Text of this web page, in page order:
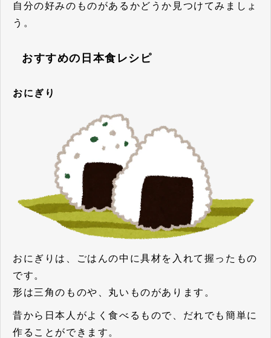
自分の好みのものがあるかどうか見つけてみましょ
う。
おすすめの日本食レシピ
おにぎり
おにぎりは、ごはんの中に具材を入れて握ったもの
です。
形は三角のものや、丸いものがあります。
昔から日本人がよく食べるもので、だれでも簡単に
作ることができます。